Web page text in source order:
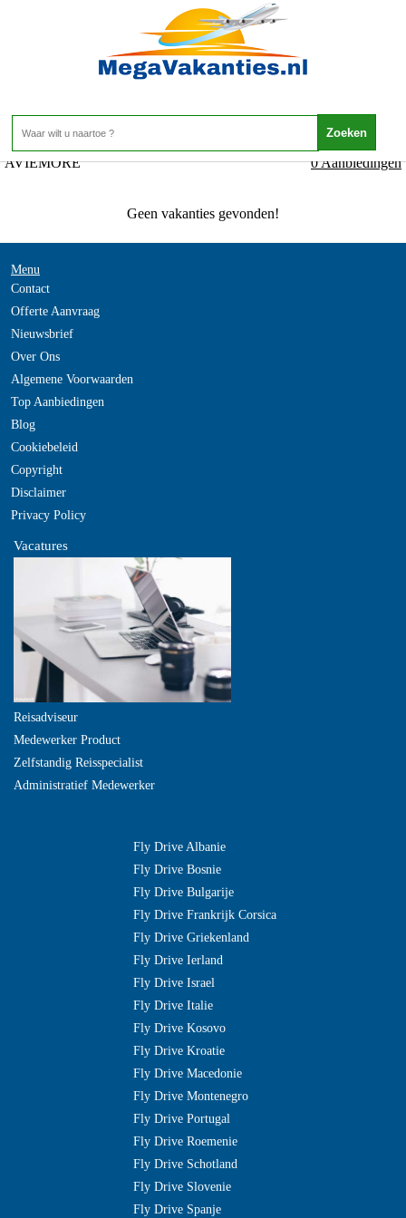
Home>
AVIEMORE 0 Aanbiedingen
Geen vakanties gevonden!
Menu
Contact
Offerte Aanvraag
Nieuwsbrief
Over Ons
Algemene Voorwaarden
Top Aanbiedingen
Blog
Cookiebeleid
Copyright
Disclaimer
Privacy Policy
Vacatures
Reisadviseur
Medewerker Product
Zelfstandig Reisspecialist
Administratief Medewerker
Fly Drive Albanie
Fly Drive Bosnie
Fly Drive Bulgarije
Fly Drive Frankrijk Corsica
Fly Drive Griekenland
Fly Drive Ierland
Fly Drive Israel
Fly Drive Italie
Fly Drive Kosovo
Fly Drive Kroatie
Fly Drive Macedonie
Fly Drive Montenegro
Fly Drive Portugal
Fly Drive Roemenie
Fly Drive Schotland
Fly Drive Slovenie
Fly Drive Spanje